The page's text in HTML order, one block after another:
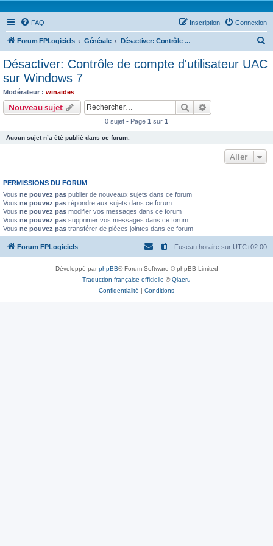
FAQ Connexion
Inscription
Forum FPLogiciels Générale Désactiver: Contrôle de compte d'utilisateur UAC sur Windows 7
c
Désactiver: Contrôle de compte d'utilisateur UAC
sur Windows 7
Modérateur : winaides
Nouveau sujet Rechercher
0 sujet • Page 1 sur 1
Aucun sujet n’a été publié dans ce forum.
Aller
PERMISSIONS DU FORUM
Vous ne pouvez pas publier de nouveaux sujets dans ce forum
Vous ne pouvez pas répondre aux sujets dans ce forum
Vous ne pouvez pas modifier vos messages dans ce forum
Vous ne pouvez pas supprimer vos messages dans ce forum
Vous ne pouvez pas transférer de pièces jointes dans ce forum
Forum FPLogiciels Fuseau horaire sur UTC+02:00
Développé parphpBB® Forum Software © phpBB Limited
Traduction française officielle ©Qiaeru
Confidentialité | Conditions